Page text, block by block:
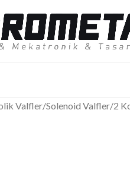
Valfler/Solenoid Valfler/2